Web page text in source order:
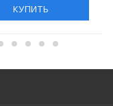
КУПИТЬ